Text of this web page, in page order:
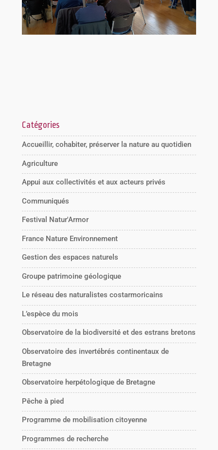
Catégories
Accueillir, cohabiter, préserver la nature au quotidien
Agriculture
Appui aux collectivités et aux acteurs privés
Communiqués
Festival Natur'Armor
France Nature Environnement
Gestion des espaces naturels
Groupe patrimoine géologique
Le réseau des naturalistes costarmoricains
L’espèce du mois
Observatoire de la biodiversité et des estrans bretons
Observatoire des invertébrés continentaux de
Bretagne
Observatoire herpétologique de Bretagne
Pêche à pied
Programme de mobilisation citoyenne
Programmes de recherche